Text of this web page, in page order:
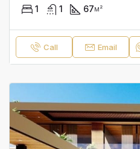
1 1 67м²
Call Email